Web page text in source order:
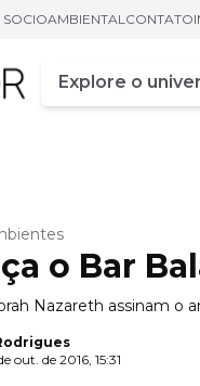
CONTATO
Campo de busca
Digite pelo
o Bar
Nazareth assinam o
out. de 2016, 15:31